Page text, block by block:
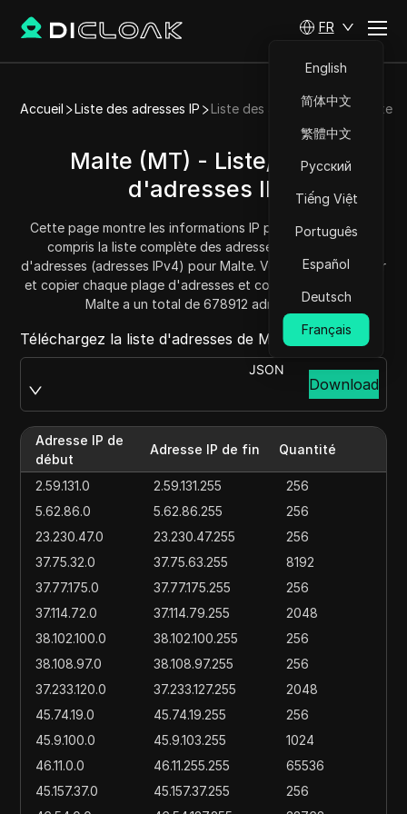
FR
English
简体中文
繁體中文
Русский
Tiếng Việt
Português
Español
Deutsch
Français
Accueil Liste des adresses IP Liste des adresses IP de Malte
Malte (MT) - Liste/Plage
d'adresses IP
Cette page montre les informations IP pour Malte (MT), y
compris la liste complète des adresses IP et la plage
d'adresses (adresses IPv4) pour Malte. Vous pouvez obtenir
et copier chaque plage d'adresses et connaître la quantité.
Malte a un total de 678912 adresses IP.
Téléchargez la liste d'adresses de Malte depuis :
JSON
Download
Adresse IP de
début
Adresse IP de fin Quantité
2.59.131.0 2.59.131.255
256
5.62.86.0
5.62.86.255
256
23.230.47.0
23.230.47.255
256
37.75.32.0
37.75.63.255
8192
37.77.175.0
37.77.175.255
256
37.114.72.0
37.114.79.255
2048
38.102.100.0
38.102.100.255
256
38.108.97.0
38.108.97.255
256
37.233.120.0
37.233.127.255
2048
45.74.19.0
45.74.19.255
256
45.9.100.0
45.9.103.255
1024
46.11.0.0
46.11.255.255
65536
45.157.37.0
45.157.37.255
256